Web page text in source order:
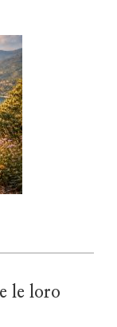
le loro